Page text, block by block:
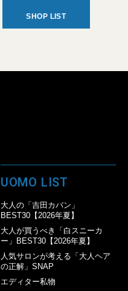
SHOP LIST
UOMO LIST
大人の「吉田カバン」
BEST30【2026年夏】
大人が買うべき「白スニーカ
ー」BEST30【2026年夏】
人気サロンが考える「大人ヘア
の正解」SNAP
エディター私物